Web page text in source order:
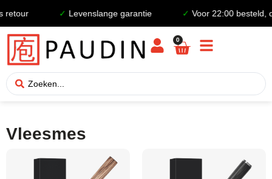
✓Levenslange garantie ✓Voor 22:00 besteld,
0
Vleesmes